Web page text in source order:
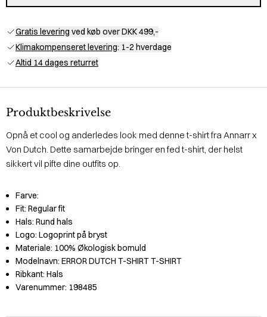
Gratis levering ved køb over DKK 499,-
Klimakompenseret levering: 1-2 hverdage
Altid 14 dages returret
Produktbeskrivelse
Opnå et cool og anderledes look med denne t-shirt fra Annarr x
Von Dutch. Dette samarbejde bringer en fed t-shirt, der helst
sikkert vil pifte dine outfits op.
Farve:
Fit: Regular fit
Hals: Rund hals
Logo: Logoprint på bryst
Materiale: 100% Økologisk bomuld
Modelnavn: ERROR DUTCH T-SHIRT T-SHIRT
Ribkant: Hals
Varenummer: 198485